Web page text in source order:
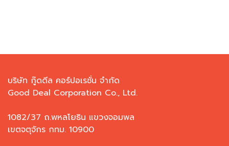
บริษัท กู๊ดดีล คอร์ปอเรชั่น จำกัด
Good Deal Corporation Co., Ltd.
1082/37 ถ.พหลโยธิน แขวงจอมพล
เขตจตุจักร กทม. 10900